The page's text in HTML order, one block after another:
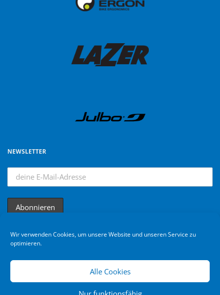
Wir verwenden Cookies, um unsere Website und unseren Service zu
optimieren.
Alle Cookies
NEWSLETTER